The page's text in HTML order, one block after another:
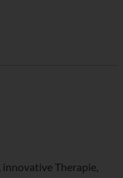
Therapie,